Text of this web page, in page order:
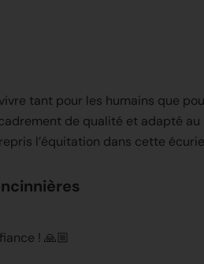
tant pour les humains que
de qualité et adapté au
l’équitation dans cette
! 🙏🏼